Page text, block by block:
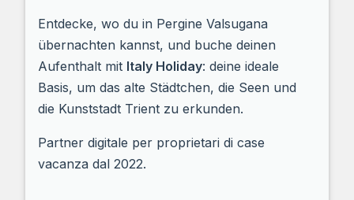
Entdecke, wo du in Pergine Valsugana
übernachten kannst, und buche deinen
Aufenthalt mit Italy Holiday: deine ideale
Basis, um das alte Städtchen, die Seen und
die Kunststadt Trient zu erkunden.
Partner digitale per proprietari di case
vacanza dal 2022.